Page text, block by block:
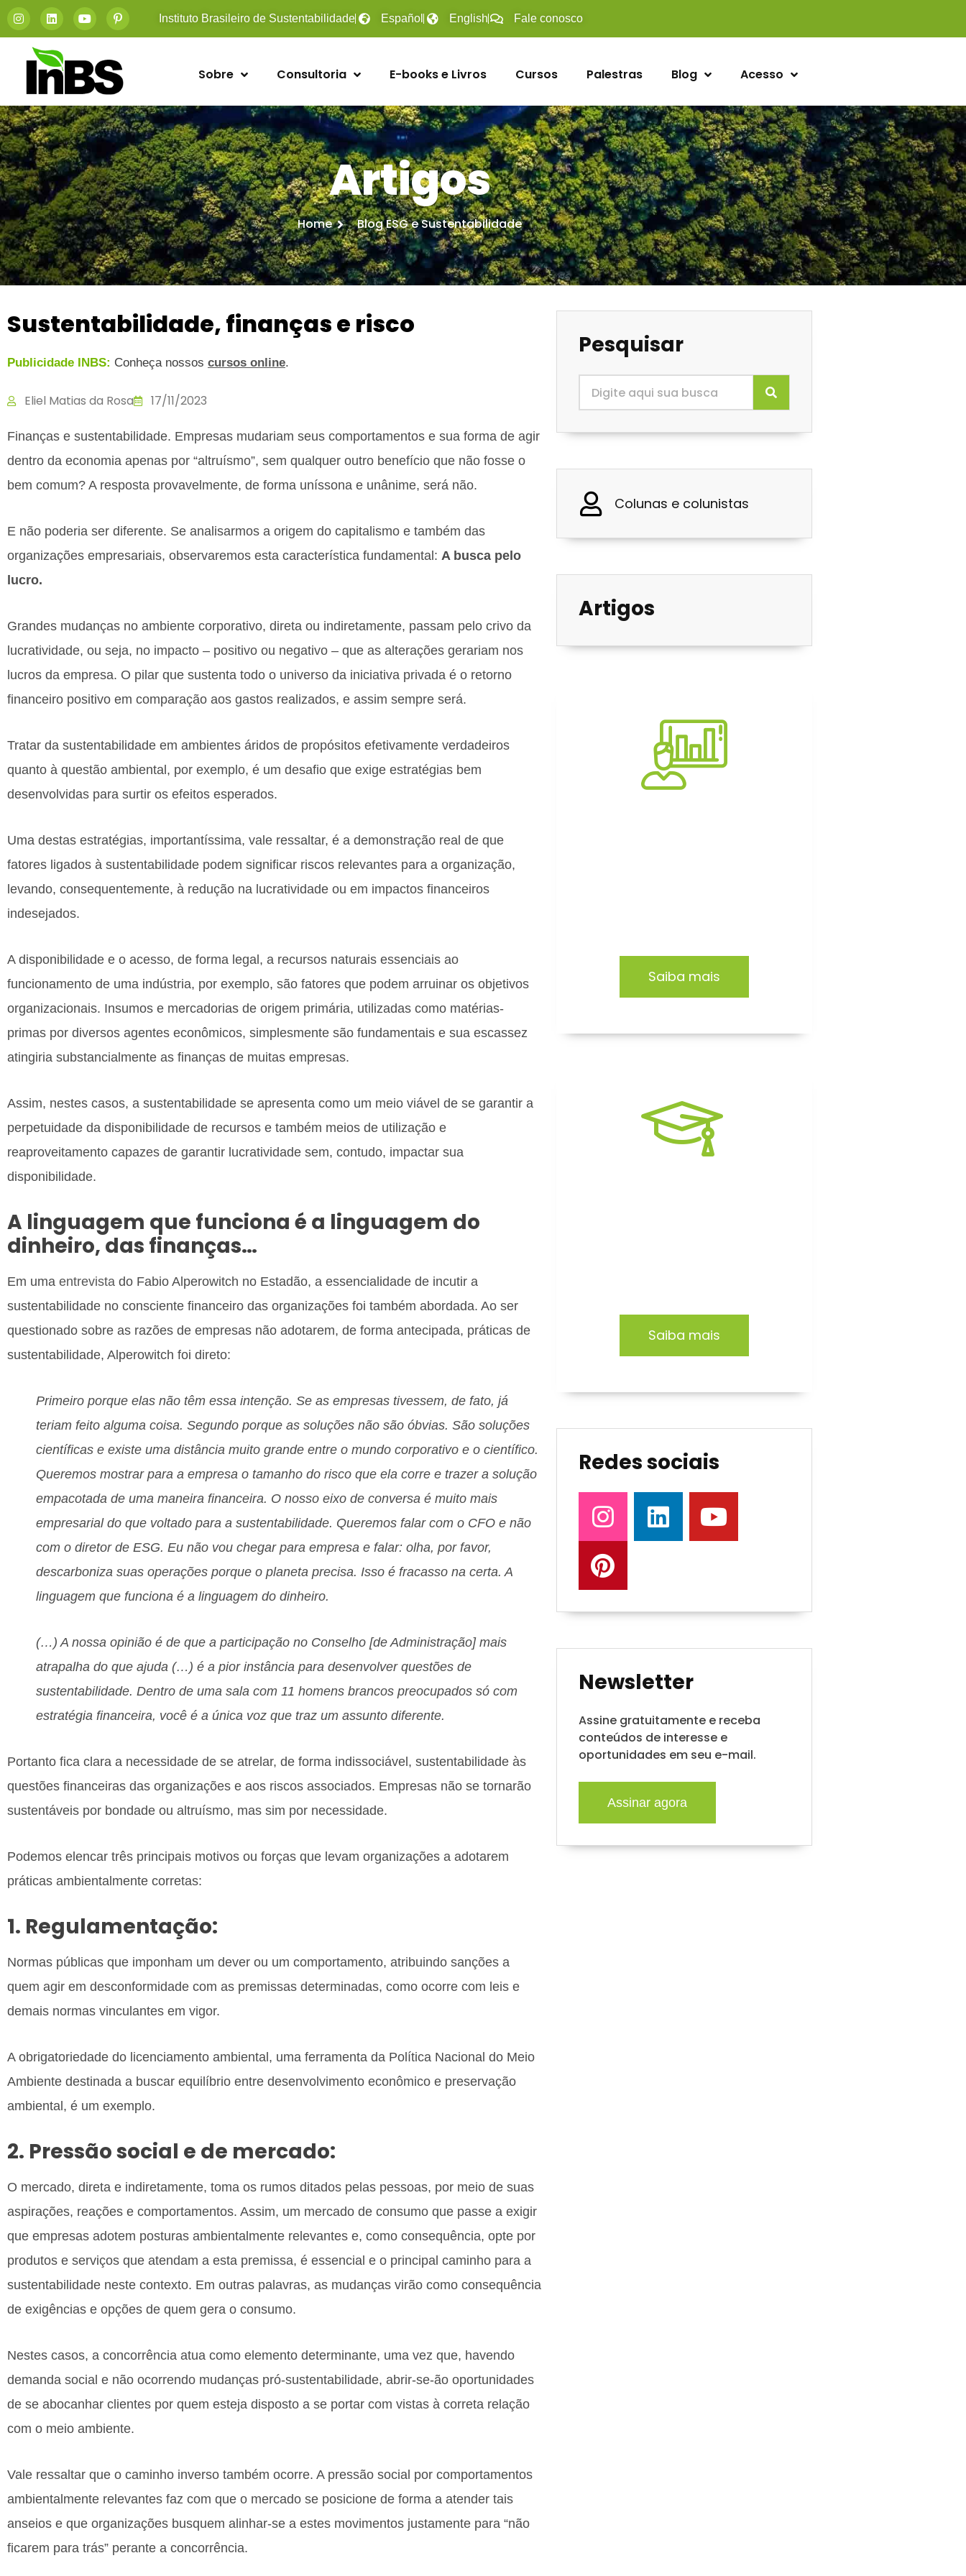
Instituto Brasileiro de Sustentabilidade Español English Fale conosco
Sobre Consultoria E-books e Livros Cursos Palestras Blog Acesso
Artigos
Home Blog ESG e Sustentabilidade
Sustentabilidade, finanças e risco
Publicidade INBS: Conheça nossos cursos online.
Eliel Matias da Rosa 17/11/2023
Finanças e sustentabilidade. Empresas mudariam seus comportamentos e sua forma de agir
dentro da economia apenas por “altruísmo”, sem qualquer outro benefício que não fosse o
bem comum? A resposta provavelmente, de forma uníssona e unânime, será não.
E não poderia ser diferente. Se analisarmos a origem do capitalismo e também das
organizações empresariais, observaremos esta característica fundamental: A busca pelo
lucro.
Grandes mudanças no ambiente corporativo, direta ou indiretamente, passam pelo crivo da
lucratividade, ou seja, no impacto – positivo ou negativo – que as alterações gerariam nos
lucros da empresa. O pilar que sustenta todo o universo da iniciativa privada é o retorno
financeiro positivo em comparação aos gastos realizados, e assim sempre será.
Tratar da sustentabilidade em ambientes áridos de propósitos efetivamente verdadeiros
quanto à questão ambiental, por exemplo, é um desafio que exige estratégias bem
desenvolvidas para surtir os efeitos esperados.
Uma destas estratégias, importantíssima, vale ressaltar, é a demonstração real de que
fatores ligados à sustentabilidade podem significar riscos relevantes para a organização,
levando, consequentemente, à redução na lucratividade ou em impactos financeiros
indesejados.
A disponibilidade e o acesso, de forma legal, a recursos naturais essenciais ao
funcionamento de uma indústria, por exemplo, são fatores que podem arruinar os objetivos
organizacionais. Insumos e mercadorias de origem primária, utilizadas como matérias-
primas por diversos agentes econômicos, simplesmente são fundamentais e sua escassez
atingiria substancialmente as finanças de muitas empresas.
Assim, nestes casos, a sustentabilidade se apresenta como um meio viável de se garantir a
perpetuidade da disponibilidade de recursos e também meios de utilização e
reaproveitamento capazes de garantir lucratividade sem, contudo, impactar sua
disponibilidade.
A linguagem que funciona é a linguagem do
dinheiro, das finanças…
Em uma entrevista do Fabio Alperowitch no Estadão, a essencialidade de incutir a
sustentabilidade no consciente financeiro das organizações foi também abordada. Ao ser
questionado sobre as razões de empresas não adotarem, de forma antecipada, práticas de
sustentabilidade, Alperowitch foi direto:
Primeiro porque elas não têm essa intenção. Se as empresas tivessem, de fato, já
teriam feito alguma coisa. Segundo porque as soluções não são óbvias. São soluções
científicas e existe uma distância muito grande entre o mundo corporativo e o científico.
Queremos mostrar para a empresa o tamanho do risco que ela corre e trazer a solução
empacotada de uma maneira financeira. O nosso eixo de conversa é muito mais
empresarial do que voltado para a sustentabilidade. Queremos falar com o CFO e não
com o diretor de ESG. Eu não vou chegar para empresa e falar: olha, por favor,
descarboniza suas operações porque o planeta precisa. Isso é fracasso na certa. A
linguagem que funciona é a linguagem do dinheiro.
(…) A nossa opinião é de que a participação no Conselho [de Administração] mais
atrapalha do que ajuda (…) é a pior instância para desenvolver questões de
sustentabilidade. Dentro de uma sala com 11 homens brancos preocupados só com
estratégia financeira, você é a única voz que traz um assunto diferente.
Portanto fica clara a necessidade de se atrelar, de forma indissociável, sustentabilidade às
questões financeiras das organizações e aos riscos associados. Empresas não se tornarão
sustentáveis por bondade ou altruísmo, mas sim por necessidade.
Podemos elencar três principais motivos ou forças que levam organizações a adotarem
práticas ambientalmente corretas:
1. Regulamentação:
Normas públicas que imponham um dever ou um comportamento, atribuindo sanções a
quem agir em desconformidade com as premissas determinadas, como ocorre com leis e
demais normas vinculantes em vigor.
A obrigatoriedade do licenciamento ambiental, uma ferramenta da Política Nacional do Meio
Ambiente destinada a buscar equilíbrio entre desenvolvimento econômico e preservação
ambiental, é um exemplo.
2. Pressão social e de mercado:
O mercado, direta e indiretamente, toma os rumos ditados pelas pessoas, por meio de suas
aspirações, reações e comportamentos. Assim, um mercado de consumo que passe a exigir
que empresas adotem posturas ambientalmente relevantes e, como consequência, opte por
produtos e serviços que atendam a esta premissa, é essencial e o principal caminho para a
sustentabilidade neste contexto. Em outras palavras, as mudanças virão como consequência
de exigências e opções de quem gera o consumo.
Nestes casos, a concorrência atua como elemento determinante, uma vez que, havendo
demanda social e não ocorrendo mudanças pró-sustentabilidade, abrir-se-ão oportunidades
de se abocanhar clientes por quem esteja disposto a se portar com vistas à correta relação
com o meio ambiente.
Vale ressaltar que o caminho inverso também ocorre. A pressão social por comportamentos
ambientalmente relevantes faz com que o mercado se posicione de forma a atender tais
anseios e que organizações busquem alinhar-se a estes movimentos justamente para “não
ficarem para trás” perante a concorrência.
Pesquisar
Colunas e colunistas
Artigos
Saiba mais
Saiba mais
Redes sociais
Newsletter
Assine gratuitamente e receba
conteúdos de interesse e
oportunidades em seu e-mail.
Assinar agora